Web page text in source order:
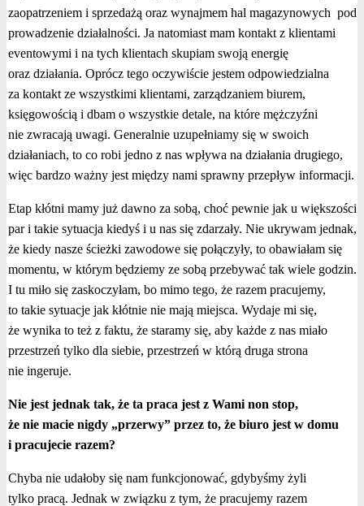
zaopatrzeniem i sprzedażą oraz wynajmem hal magazynowych pod
prowadzenie działalności. Ja natomiast mam kontakt z klientami
eventowymi i na tych klientach skupiam swoją energię
oraz działania. Oprócz tego oczywiście jestem odpowiedzialna
za kontakt ze wszystkimi klientami, zarządzaniem biurem,
księgowością i dbam o wszystkie detale, na które mężczyźni
nie zwracają uwagi. Generalnie uzupełniamy się w swoich
działaniach, to co robi jedno z nas wpływa na działania drugiego,
więc bardzo ważny jest między nami sprawny przepływ informacji.
Etap kłótni mamy już dawno za sobą, choć pewnie jak u większości
par i takie sytuacja kiedyś i u nas się zdarzały. Nie ukrywam jednak,
że kiedy nasze ścieżki zawodowe się połączyły, to obawiałam się
momentu, w którym będziemy ze sobą przebywać tak wiele godzin.
I tu miło się zaskoczyłam, bo mimo tego, że razem pracujemy,
to takie sytuacje jak kłótnie nie mają miejsca. Wydaje mi się,
że wynika to też z faktu, że staramy się, aby każde z nas miało
przestrzeń tylko dla siebie, przestrzeń w którą druga strona
nie ingeruje.
Nie jest jednak tak, że ta praca jest z Wami non stop,
że nie macie nigdy „przerwy” przez to, że biuro jest w domu
i pracujecie razem?
Chyba nie udałoby się nam funkcjonować, gdybyśmy żyli
tylko pracą. Jednak w związku z tym, że pracujemy razem